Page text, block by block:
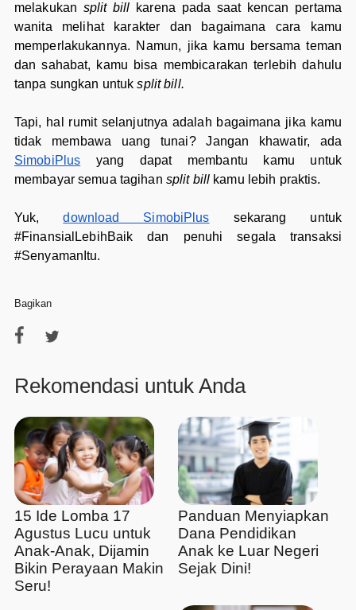
melakukan split bill karena pada saat kencan pertama
wanita melihat karakter dan bagaimana cara kamu
memperlakukannya. Namun, jika kamu bersama teman
dan sahabat, kamu bisa membicarakan terlebih dahulu
tanpa sungkan untuksplit bill.
Tapi, hal rumit selanjutnya adalah bagaimana jika kamu
tidak membawa uang tunai? Jangan khawatir, ada
SimobiPlus yang dapat membantu kamu untuk
membayar semua tagihan split bill kamu lebih praktis.
Yuk,download SimobiPlus sekarang untuk
#FinansialLebihBaik dan penuhi segala transaksi
#SenyamanItu.
Bagikan
Rekomendasi untuk Anda
15 Ide Lomba 17
Agustus Lucu untuk
Anak-Anak, Dijamin
Bikin Perayaan Makin
Seru!
Panduan Menyiapkan
Dana Pendidikan
Anak ke Luar Negeri
Sejak Dini!